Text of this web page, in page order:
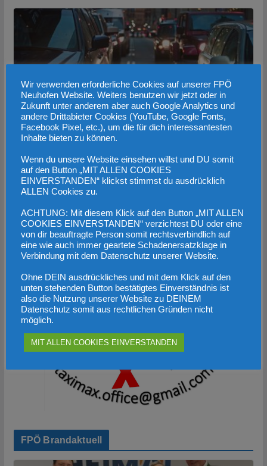
Neuhofner Ortsgruppe bei LR
Steinkellner bzgl. anstehender
Verkehrsmaßnahmen.
15. März 2022
Werbung
FPÖ Brandaktuell
Wir verwenden erforderliche Cookies auf unserer FPÖ
Neuhofen Website. Weiters benutzen wir jetzt oder in
Zukunft unter anderem aber auch Google Analytics und
andere Drittabieter Cookies (YouTube, Google Fonts,
Facebook Pixel, etc.), um die für dich interessantesten
Inhalte bieten zu können.
Wenn du unsere Website einsehen willst und DU somit
auf den Button „MIT ALLEN COOKIES
EINVERSTANDEN“ klickst stimmst du ausdrücklich
ALLEN Cookies zu.
ACHTUNG: Mit diesem Klick auf den Button „MIT ALLEN
COOKIES EINVERSTANDEN“ verzichtest DU oder eine
von dir beauftragte Person somit rechtsverbindlich auf
eine wie auch immer geartete Schadenersatzklage in
Verbindung mit dem Datenschutz unserer Website.
Ohne DEIN ausdrückliches und mit dem Klick auf den
unten stehenden Button bestätigtes Einverständnis ist
also die Nutzung unserer Website zu DEINEM
Datenschutz somit aus rechtlichen Gründen nicht
möglich.
MIT ALLEN COOKIES EINVERSTANDEN